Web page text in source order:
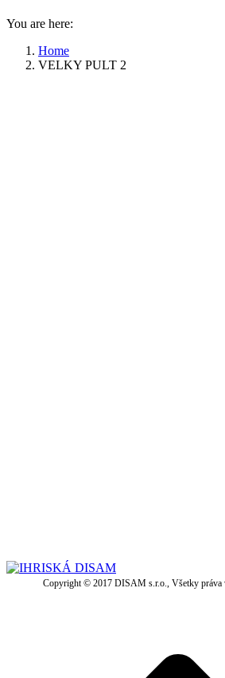
You are here:
Home
VELKY PULT 2
Copyright © 2017 DISAM s.r.o., Všetky práva